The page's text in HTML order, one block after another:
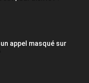
appel masqué sur